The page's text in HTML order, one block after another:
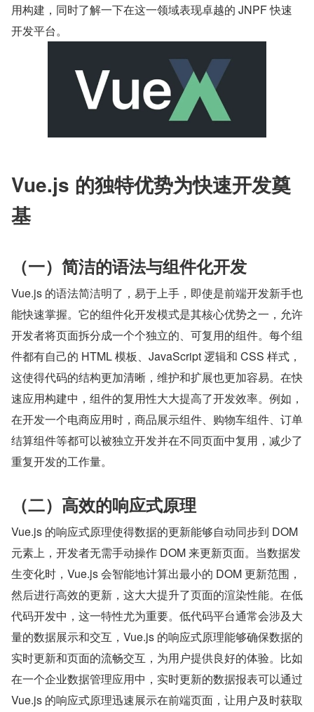
用构建，同时了解一下在这一领域表现卓越的 JNPF 快速
开发平台。
Vue.js 的独特优势为快速开发奠
基
（一）简洁的语法与组件化开发
Vue.js 的语法简洁明了，易于上手，即使是前端开发新手也
能快速掌握。它的组件化开发模式是其核心优势之一，允许
开发者将页面拆分成一个个独立的、可复用的组件。每个组
件都有自己的 HTML 模板、JavaScript 逻辑和 CSS 样式，
这使得代码的结构更加清晰，维护和扩展也更加容易。在快
速应用构建中，组件的复用性大大提高了开发效率。例如，
在开发一个电商应用时，商品展示组件、购物车组件、订单
结算组件等都可以被独立开发并在不同页面中复用，减少了
重复开发的工作量。
（二）高效的响应式原理
Vue.js 的响应式原理使得数据的更新能够自动同步到 DOM
元素上，开发者无需手动操作 DOM 来更新页面。当数据发
生变化时，Vue.js 会智能地计算出最小的 DOM 更新范围，
然后进行高效的更新，这大大提升了页面的渲染性能。在低
代码开发中，这一特性尤为重要。低代码平台通常会涉及大
量的数据展示和交互，Vue.js 的响应式原理能够确保数据的
实时更新和页面的流畅交互，为用户提供良好的体验。比如
在一个企业数据管理应用中，实时更新的数据报表可以通过
Vue.js 的响应式原理迅速展示在前端页面，让用户及时获取